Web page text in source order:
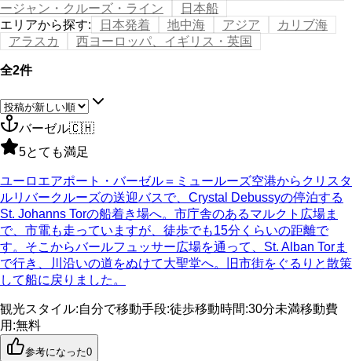
ージャン・クルーズ・ライン
日本船
エリアから探す: 日本発着 地中海 アジア
カリブ海
アラスカ
西ヨーロッパ、イギリス・英国
全2件
バーゼル🇨🇭
5とても満足
ユーロエアポート・バーゼル＝ミュールーズ空港からクリスタ
ルリバークルーズの送迎バスで、Crystal Debussyの停泊する
St. Johanns Torの船着き場へ。市庁舎のあるマルクト広場ま
で、市電も走っていますが、徒歩でも15分くらいの距離で
す。そこからバールフュッサー広場を通って、St. Alban Torま
で行き、川沿いの道をぬけて大聖堂へ。旧市街をぐるりと散策
して船に戻りました。
観光スタイル:自分で移動手段:徒歩移動時間:30分未満移動費
用 :無料
参考になった0